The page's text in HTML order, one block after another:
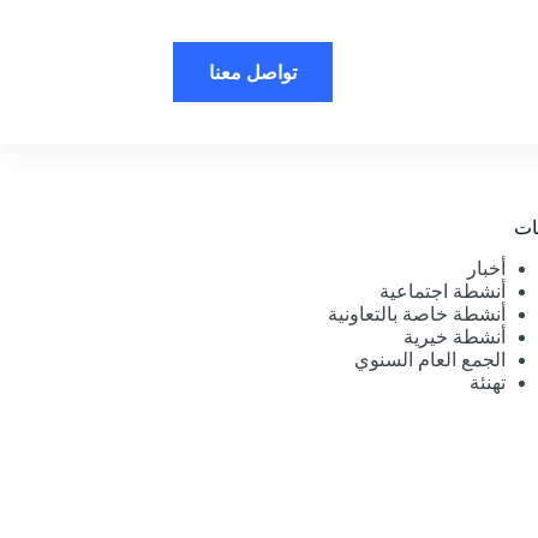
تواصل معنا
أخبار
أنشطة اجتماعية
أنشطة خاصة بالتعاونية
أنشطة خيرية
الجمع العام السنوي
تهنئة